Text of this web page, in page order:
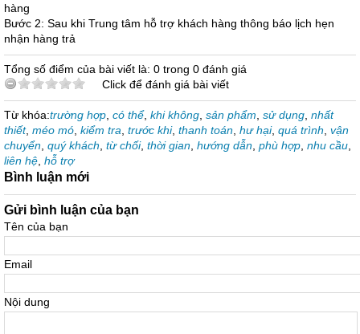
hàng
Bước 2: Sau khi Trung tâm hỗ trợ khách hàng thông báo lịch hẹn
nhận hàng trả
Tổng số điểm của bài viết là: 0 trong 0 đánh giá
Click để đánh giá bài viết
Từ khóa:trường hợp có thể, khi không sản phẩm sử dụng nhất
thiết, méo mó kiểm tra trước khi, thanh toán hư hại, quá trình vận
chuyển quý khách từ chối, thời gian hướng dẫn phù hợp nhu cầu
liên hệ hỗ trợ
Bình luận mới
Gửi bình luận của bạn
Tên của bạn
Email
Nội dung